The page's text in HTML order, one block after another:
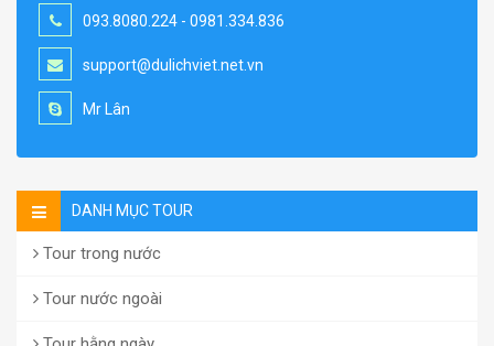
093.8080.224 - 0981.334.836
support@dulichviet.net.vn
Mr Lân
DANH MỤC TOUR
Tour trong nước
Tour nước ngoài